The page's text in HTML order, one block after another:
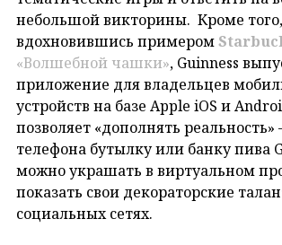
небольшой викторины. Кроме того,
вдохновившись примером
«Волшебной чашки», Guinness
приложение для владельцев
устройств на базе Apple iOS и
позволяет «дополнять
телефона бутылку или банку пива
можно украшать в виртуальном
показать свои декораторские
социальных сетях.